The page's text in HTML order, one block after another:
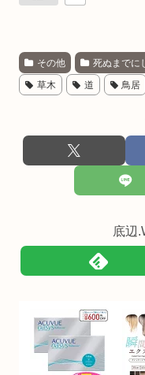
その他 死ぬまでに
草木 道 鳥居
底辺